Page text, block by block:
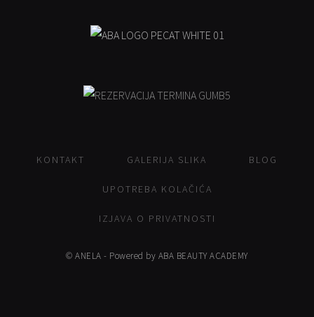
KONTAKT GALERIJA SLIKA BLOG
UPOTREBA KOLAČIĆA
IZJAVA O PRIVATNOSTI
© ANELA - Powered by ABA BEAUTY ACADEMY